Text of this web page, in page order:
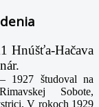
Hnúšťa-Hačava
1927 študoval na
Sobote,
V rokoch 1929